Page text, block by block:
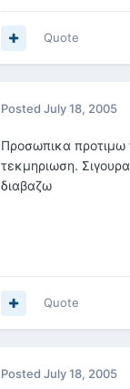
Quote
Posted July 18, 2005
Προσωπικα προτιμω
τεκμηριωση.
διαβαζω
Quote
Posted July 18, 2005